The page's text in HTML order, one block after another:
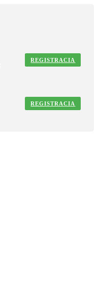
REGISTRACIA
REGISTRACIA